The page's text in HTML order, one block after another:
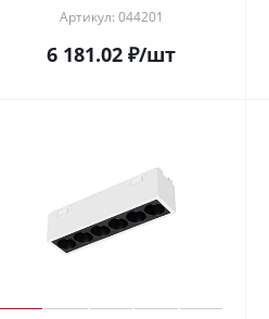
Артикул: 044201
6 181.02 ₽/шт